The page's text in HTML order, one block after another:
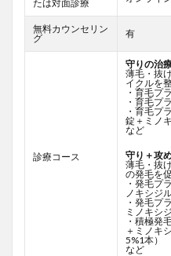
たは対面診療
無料カウンセリン
グ
有
診療コース
守りの治
薄毛・抜
イクルを
・育毛プ
・育毛プ
・育毛プ
錠＋ミノ
など
守り＋攻
薄毛・抜
の発毛を
・発毛プ
ノキシジ
・発毛プ
ミノキシ
・積極発
＋ミノキ
5%1本）
など